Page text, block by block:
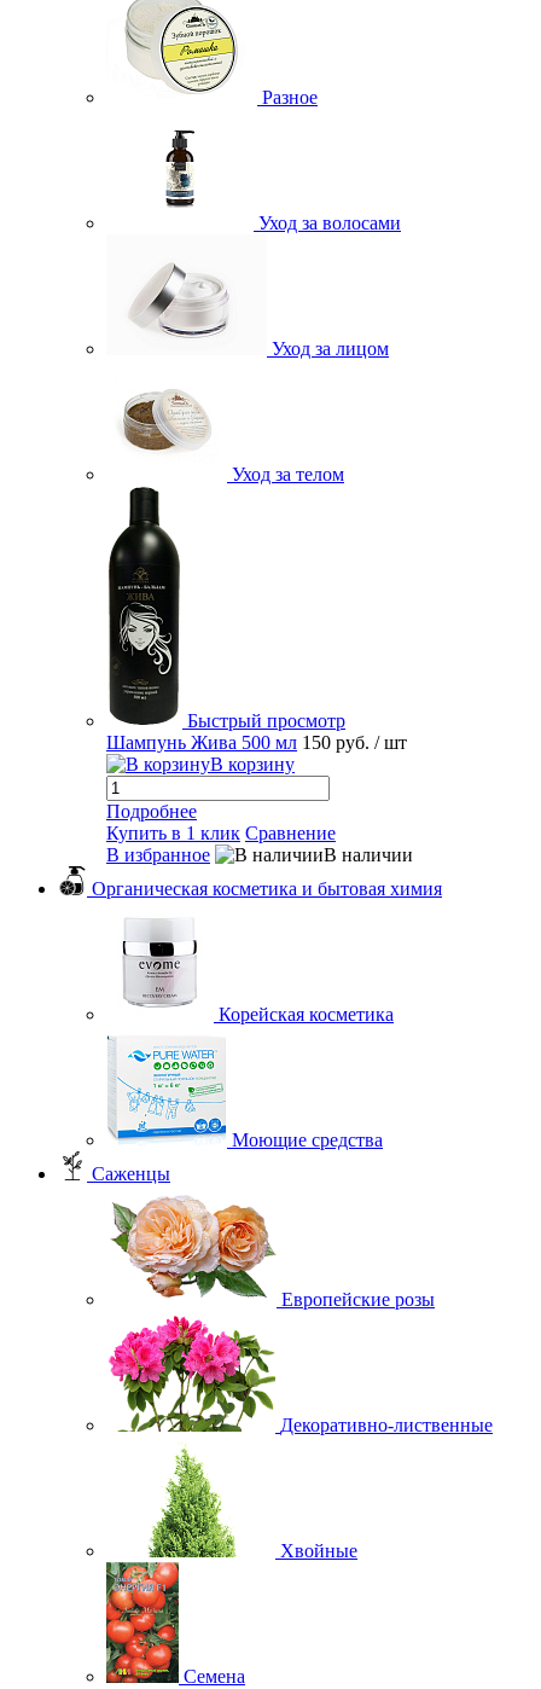
Разное
Уход за волосами
Уход за лицом
Уход за телом
Быстрый просмотр
Шампунь Жива 500 мл 150 руб. / шт
В корзину
Подробнее
Купить в 1 клик Сравнение
В избранное
В наличии
Органическая косметика и бытовая химия
Корейская косметика
Моющие средства
Саженцы
Европейские розы
Декоративно-лиственные
Хвойные
Семена